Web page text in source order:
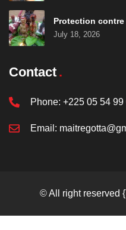
Protection
July 18, 2026
Contact
Phone: +225 05 54 99
Email:
© All right reserved